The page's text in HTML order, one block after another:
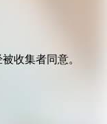
收集者同意。